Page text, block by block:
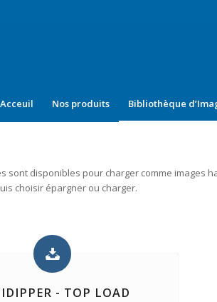
Acceuil Nos produits Bibliothèque
sont disponibles pour charger comme images
choisir épargner ou charger.
- TOP LOAD